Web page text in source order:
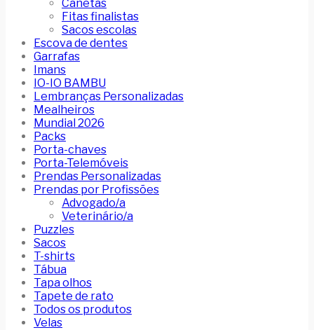
Canetas
Fitas finalistas
Sacos escolas
Escova de dentes
Garrafas
Imans
IO-IO BAMBU
Lembranças Personalizadas
Mealheiros
Mundial 2026
Packs
Porta-chaves
Porta-Telemóveis
Prendas Personalizadas
Prendas por Profissões
Advogado/a
Veterinário/a
Puzzles
Sacos
T-shirts
Tábua
Tapa olhos
Tapete de rato
Todos os produtos
Velas